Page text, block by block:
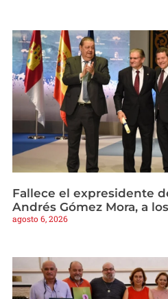
Fallece el expresidente
Andrés Gómez Mora, a
agosto 6, 2026